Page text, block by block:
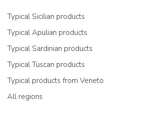
Typical Sicilian products
Typical Apulian products
Typical Sardinian products
Typical Tuscan products
Typical products from Veneto
All regions